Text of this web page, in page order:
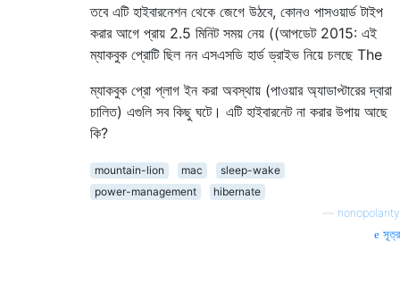
তবে এটি হাইবারনেশন থেকে জেগে উঠবে, কোনও পাসওয়ার্ড টাইপ
করার আগে প্রায় 2.5 মিনিট সময় নেয় ((আপডেট 2015: এই
ম্যাকবুক প্রোটি ছিল নন এসএসডি হার্ড ড্রাইভ নিয়ে চলছে The
ম্যাকবুক প্রো প্লাগ ইন করা অবস্থায় (পাওয়ার অ্যাডাপ্টারের দ্বারা
চালিত) এগুলি সব কিছু ঘটে। এটি হাইবারনেট না করার উপায় আছে
কি?
mountain-lion mac
sleep-wake
power-management
hibernate
nonopolarity
সূত্র